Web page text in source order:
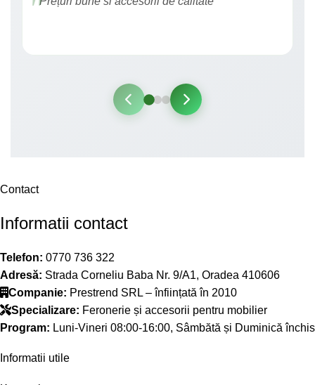
Contact
Informatii contact
Telefon: 0770 736 322
Adresă: Strada Corneliu Baba Nr. 9/A1, Oradea 410606
Companie: Prestrend SRL – înființată în 2010
Specializare: Feronerie și accesorii pentru mobilier
Program: Luni-Vineri 08:00-16:00, Sâmbătă și Duminică închis
Informatii utile